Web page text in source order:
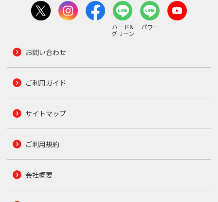
ハード&
グリーン
パワー
お問い合わせ
ご利用ガイド
サイトマップ
ご利用規約
会社概要